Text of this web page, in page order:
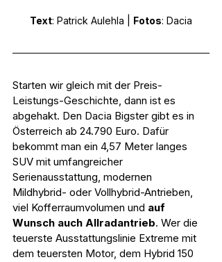
Text: Patrick Aulehla | Fotos: Dacia
Starten wir gleich mit der Preis-
Leistungs-Geschichte, dann ist es
abgehakt. Den Dacia Bigster gibt es in
Österreich ab 24.790 Euro. Dafür
bekommt man ein 4,57 Meter langes
SUV mit umfangreicher
Serienausstattung, modernen
Mildhybrid- oder Vollhybrid-Antrieben,
viel Kofferraumvolumen und auf
Wunsch auch Allradantrieb. Wer die
teuerste Ausstattungslinie Extreme mit
dem teuersten Motor, dem Hybrid 150